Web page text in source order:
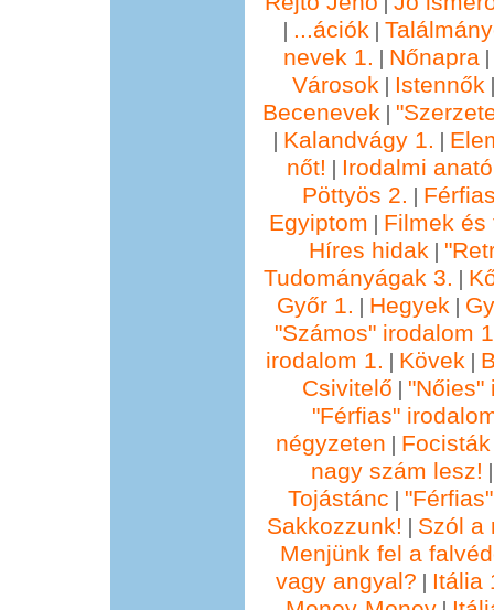
| ...ációk |
nevek 1. | Nőnapra|
Városok | Istennők
Becenevek |
| Kalandvágy 1. |
nőt! | Irodalmi
Pöttyös 2. |
Egyiptom | Filmek és
Híres hidak |
Tudományágak 3. |
Győr 1. | Hegyek |
"Számos" irodalom
irodalom 1. | Kövek |
Csivitelő | "Nőies"
"Férfias"
négyzeten | Focisták
nagy szám lesz!
Tojástánc |
Sakkozzunk! | Szól a
Menjünk fel a
vagy angyal? | Itália